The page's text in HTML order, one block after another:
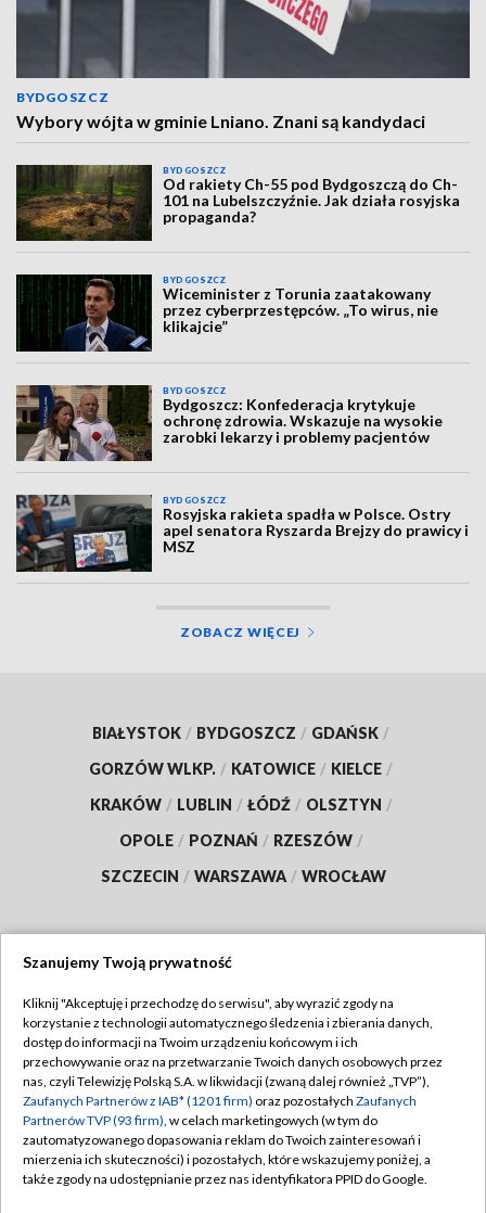
BYDGOSZCZ
Wybory wójta w gminie Lniano. Znani są kandydaci
BYDGOSZCZ
Od rakiety Ch-55 pod Bydgoszczą do Ch-
101 na Lubelszczyźnie. Jak działa rosyjska
propaganda?
BYDGOSZCZ
Wiceminister z Torunia zaatakowany
przez cyberprzestępców. „To wirus, nie
klikajcie”
BYDGOSZCZ
Bydgoszcz: Konfederacja krytykuje
ochronę zdrowia. Wskazuje na wysokie
zarobki lekarzy i problemy pacjentów
BYDGOSZCZ
Rosyjska rakieta spadła w Polsce. Ostry
apel senatora Ryszarda Brejzy do prawicy i
MSZ
ZOBACZ WIĘCEJ
BIAŁYSTOK / BYDGOSZCZ / GDAŃSK /
GORZÓW WLKP. / KATOWICE / KIELCE /
KRAKÓW / LUBLIN / ŁÓDŹ / OLSZTYN /
OPOLE / POZNAŃ / RZESZÓW /
SZCZECIN / WARSZAWA / WROCŁAW
TVP
Abonament TVP
Emisja w TVP
Centrum informacji TVP
Naziemna Telewizja Cyfrowa
Regulamin TVP
Polityka prywatności
Moje zgody
Pomoc
Szanujemy Twoją prywatność
Kliknij "Akceptuję i przechodzę do serwisu", aby wyrazić zgody na
korzystanie z technologii automatycznego śledzenia i zbierania danych,
dostęp do informacji na Twoim urządzeniu końcowym i ich
przechowywanie oraz na przetwarzanie Twoich danych osobowych przez
nas, czyli Telewizję Polską S.A. w likwidacji (zwaną dalej również „TVP”),
Zaufanych Partnerów z IAB* (1201 firm) oraz pozostałych Zaufanych
Partnerów TVP (93 firm), w celach marketingowych (w tym do
zautomatyzowanego dopasowania reklam do Twoich zainteresowań i
mierzenia ich skuteczności) i pozostałych, które wskazujemy poniżej, a
także zgody na udostępnianie przez nas identyfikatora PPID do Google.